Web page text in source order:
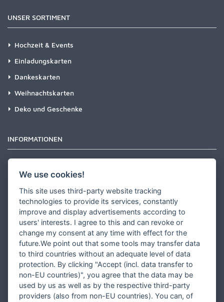
UNSER SORTIMENT
Hochzeit & Events
Einladungskarten
Dankeskarten
Weihnachtskarten
Deko und Geschenke
INFORMATIONEN
Versandinformationen
Partner werden
Designer werden
Über Tausendschön Karten
Blog
Ratgeber
Unsere Partner
We use cookies!
This site uses third-party website tracking
technologies to provide its services, constantly
improve and display advertisements according to
users' interests. I agree to this and can revoke or
change my consent at any time with effect for the
future.We point out that some tools may transfer data
to third countries without an adequate level of data
protection. By clicking "Accept (incl. data transfer to
non-EU countries)", you agree that the data may be
used by us as well as by the respective third-party
providers (also from non-EU countries). You can, of